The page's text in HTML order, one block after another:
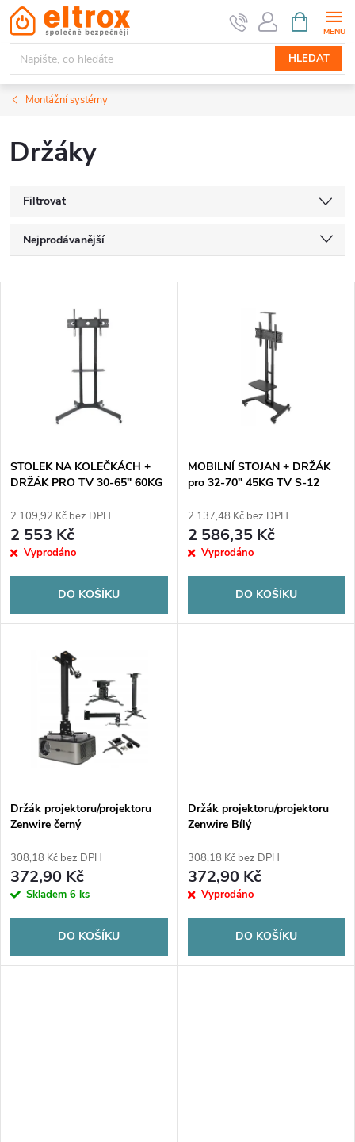
Přejít
na
obsah
HLEDAT
NÁKUPNÍ
KOŠÍK
Montážní systémy
Držáky
Filtrovat
Ř
a
p
r
o
u
Nejprodávanější
s
p
r
o
d
STOLEK NA KOLEČKÁCH +
DRŽÁK PRO TV 30-65" 60KG
2 109,92 Kč bez DPH
2 553 Kč
Vyprodáno
DO KOŠÍKU
MOBILNÍ STOJAN + DRŽÁK
pro 32-70″ 45KG TV S-12
2 137,48 Kč bez DPH
2 586,35 Kč
Vyprodáno
DO KOŠÍKU
Držák projektoru/projektoru
Zenwire černý
308,18 Kč bez DPH
372,90 Kč
Skladem 6 ks
DO KOŠÍKU
Držák projektoru/projektoru
Zenwire Bílý
308,18 Kč bez DPH
372,90 Kč
Vyprodáno
DO KOŠÍKU